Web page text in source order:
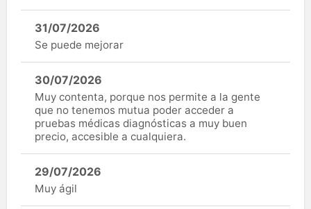
31/07/2026
Se puede mejorar
30/07/2026
Muy contenta, porque nos permite a la gente
que no tenemos mutua poder acceder a
pruebas médicas diagnósticas a muy buen
precio, accesible a cualquiera.
29/07/2026
Muy ágil